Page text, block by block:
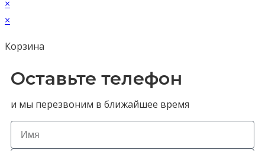
×
×
Корзина
Оставьте телефон
и мы перезвоним в ближайшее время